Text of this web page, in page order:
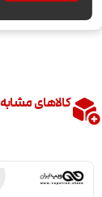
کالاهای مشابه